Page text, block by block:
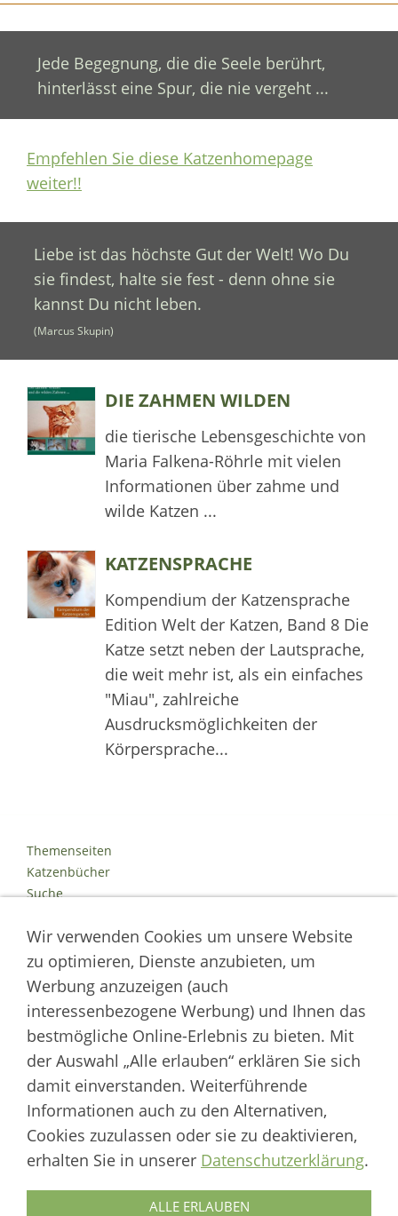
Jede Begegnung, die die Seele berührt,
hinterlässt eine Spur, die nie vergeht ...
Empfehlen Sie diese Katzenhomepage
weiter!!
Liebe ist das höchste Gut der Welt! Wo Du
sie findest, halte sie fest - denn ohne sie
kannst Du nicht leben.
(Marcus Skupin)
DIE ZAHMEN WILDEN
die tierische Lebensgeschichte von
Maria Falkena-Röhrle mit vielen
Informationen über zahme und
wilde Katzen ...
KATZENSPRACHE
Kompendium der Katzensprache
Edition Welt der Katzen, Band 8 Die
Katze setzt neben der Lautsprache,
die weit mehr ist, als ein einfaches
"Miau", zahlreiche
Ausdrucksmöglichkeiten der
Körpersprache...
Themenseiten
Katzenbücher
Suche
Impressum
Datenschutz
Cookies
Autor der Welt der Katzen
___________________
Fortpflanzung von Hauskatzen und Wildkatzenarten
Artikel werden regelmäßig aktualisiert und neue Forschungsergebnisse
berücksichtigt.
Wir verwenden Cookies um unsere Website
zu optimieren, Dienste anzubieten, um
Werbung anzuzeigen (auch
interessenbezogene Werbung) und Ihnen das
bestmögliche Online-Erlebnis zu bieten. Mit
der Auswahl „Alle erlauben“ erklären Sie sich
damit einverstanden. Weiterführende
Informationen auch zu den Alternativen,
Cookies zuzulassen oder sie zu deaktivieren,
erhalten Sie in unserer Datenschutzerklärung.
ALLE ERLAUBEN